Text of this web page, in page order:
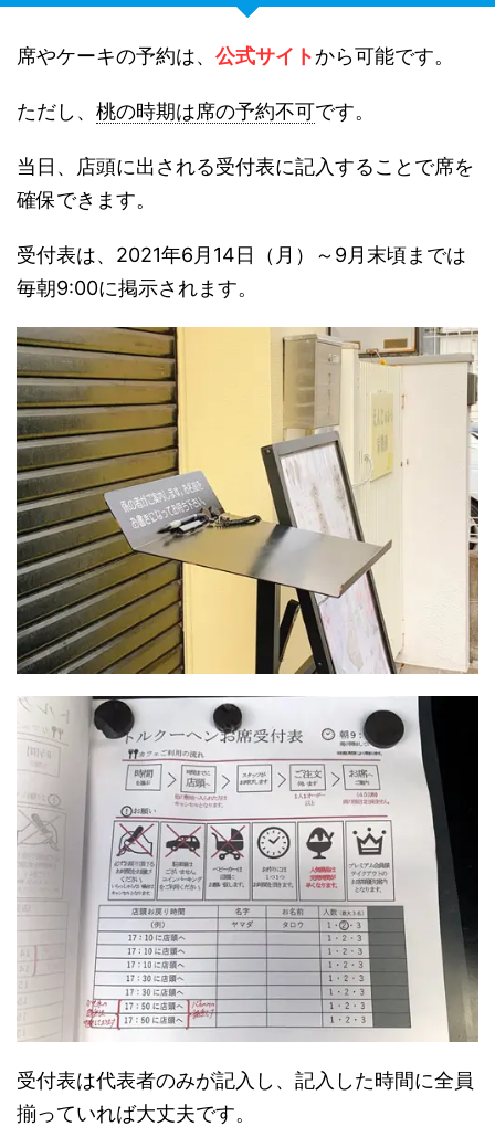
席やケーキの予約は、 公式サイトから可能です。
ただし、 桃の時期は席の予約不可です。
当日、店頭に出される受付表に記入することで席を
確保できます。
受付表は、2021年6月14日（月）～9月末頃までは
毎朝9:00に掲示されます。
受付表は代表者のみが記入し、記入した時間に全員
揃っていれば大丈夫です。